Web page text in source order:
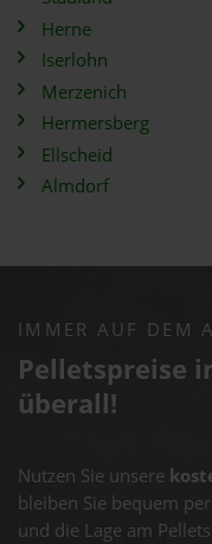
Herne
Iserlohn
Merzenich
Hermersberg
Ellscheid
Almdorf
IMMER AUF DEM
Pelletspreise
überall!
Nutzen Sie unsere
bleiben Sie bequem
und die Lage am